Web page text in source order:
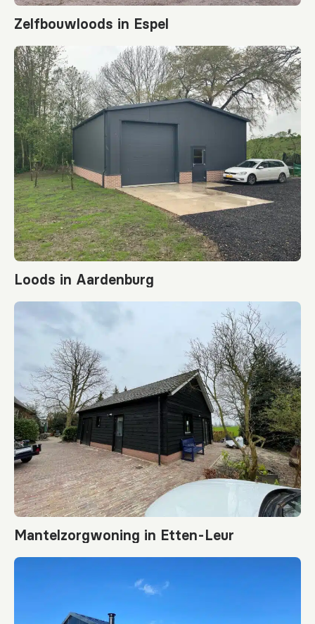
Zelfbouwloods in Espel
Loods in Aardenburg
Mantelzorgwoning in Etten-Leur